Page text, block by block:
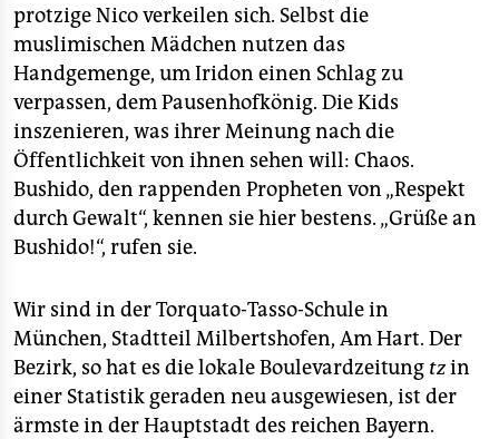
shop
fragen & hilfe
unterstützen
abo
genossenschaft
epaper login
protzige Nico verkeilen sich. Selbst die
muslimischen Mädchen nutzen das
Handgemenge, um Iridon einen Schlag zu
verpassen, dem Pausenhofkönig. Die Kids
inszenieren, was ihrer Meinung nach die
Öffentlichkeit von ihnen sehen will: Chaos.
Bushido, den rappenden Propheten von „Respekt
durch Gewalt“, kennen sie hier bestens. „Grüße an
Bushido!“, rufen sie.
Wir sind in der Torquato-Tasso-Schule in
München, Stadtteil Milbertshofen, Am Hart. Der
Bezirk, so hat es die lokale Boulevardzeitung tzin
einer Statistik geraden neu ausgewiesen, ist der
ärmste in der Hauptstadt des reichen Bayern.